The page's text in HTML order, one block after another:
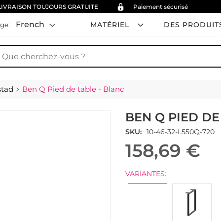
TOUJOURS GRATUITE Paiement sécurisé
MATÉRIEL DES
French
Ben Q Pied de table - Blanc
BEN Q PIED
SKU 10-46-32-L550Q-720
158,69 €
VARIANTES: